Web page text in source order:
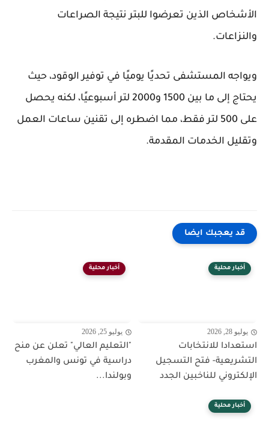
الأشخاص الذين تعرضوا للبتر نتيجة الصراعات
والنزاعات.
ويواجه المستشفى تحديًا يوميًا في توفير الوقود، حيث
يحتاج إلى ما بين 1500 و2000 لتر أسبوعيًا، لكنه يحصل
على 500 لتر فقط، مما اضطره إلى تقنين ساعات العمل
وتقليل الخدمات المقدمة.
قد يعجبك ايضا
أخبار محلية
يوليو 28, 2026
استعدادا للانتخابات
التشريعية- فتح التسجيل
الإلكتروني للناخبين الجدد
أخبار محلية
يوليو 25, 2026
"التعليم العالي" تعلن عن منح
دراسية في تونس والمغرب
وبولندا...
أخبار محلية